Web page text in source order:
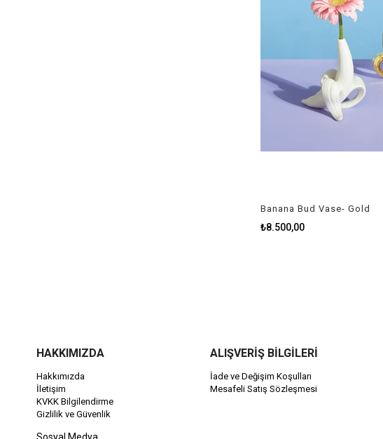
Banana Bud Vase- Gold
₺8.500,00
HAKKIMIZDA
Hakkımızda
İletişim
KVKK Bilgilendirme
Gizlilik ve Güvenlik
ALIŞVERİŞ BİLGİLERİ
İade ve Değişim Koşulları
Mesafeli Satış Sözleşmesi